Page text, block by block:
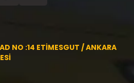
NO :14 ETİMESGUT / ANKARA